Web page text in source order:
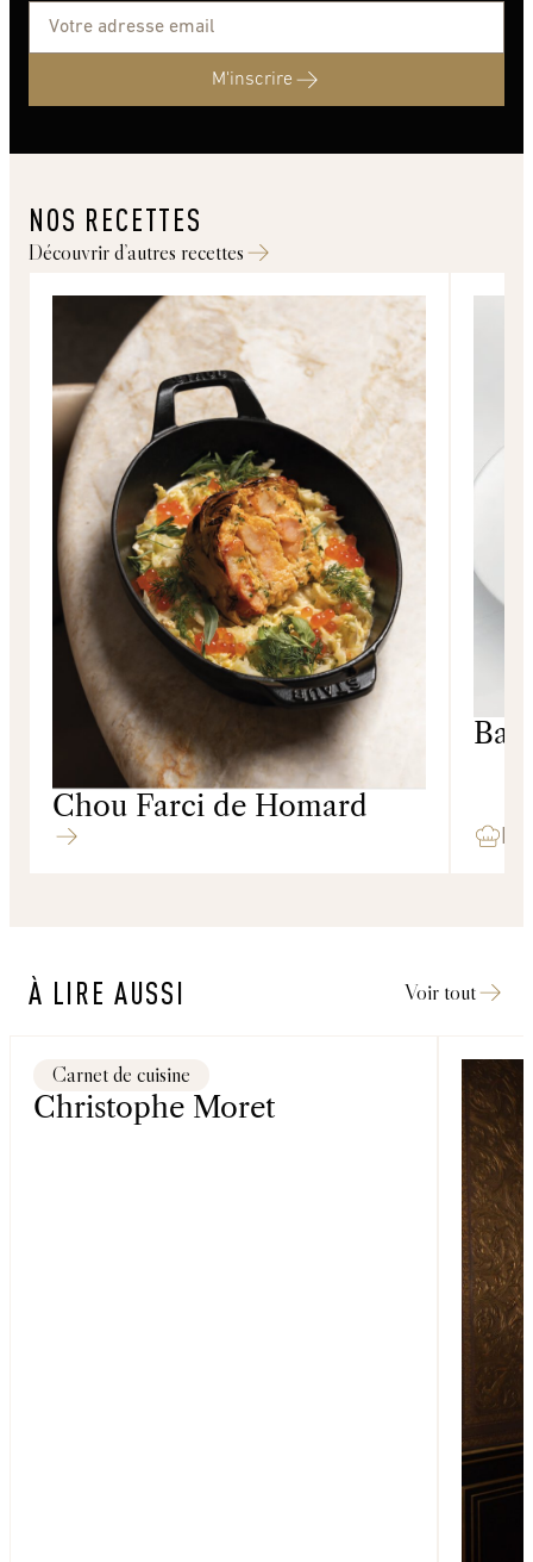
M'inscrire
NOS RECETTES
Découvrir d’autres recettes
Poissons
Chou Farci de Homard
À LIRE AUSSI Voir tout
Carnet de cuisine
Christophe Moret